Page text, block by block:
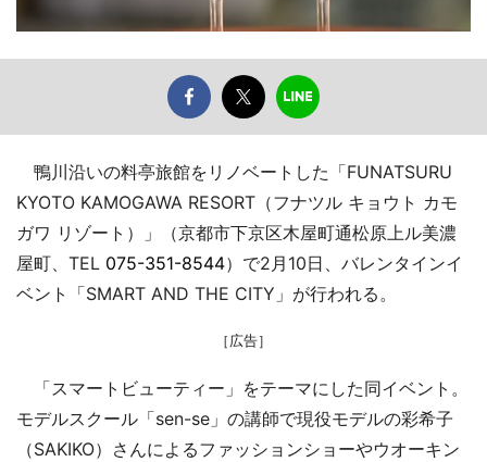
鴨川沿いの料亭旅館をリノベートした「FUNATSURU
KYOTO KAMOGAWA RESORT（フナツル キョウト カモ
ガワ リゾート）」（京都市下京区木屋町通松原上ル美濃
屋町、TEL 075-351-8544）で2月10日、バレンタインイ
ベント「SMART AND THE CITY」が行われる。
［広告］
「スマートビューティー」をテーマにした同イベント。
モデルスクール「sen-se」の講師で現役モデルの彩希子
（SAKIKO）さんによるファッションショーやウオーキン